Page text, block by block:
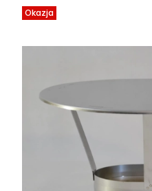
Okazja